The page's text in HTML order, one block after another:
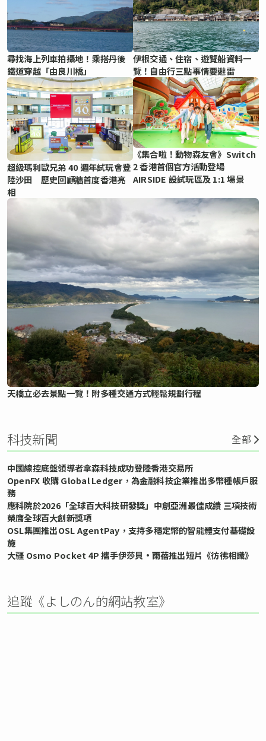
尋找海上列車拍攝地！乘搭丹後
鐵道穿越「由良川橋」
伊根交通、住宿、遊覽船資料一
覽！自由行三點事情要避雷
超級瑪利歐兄弟 40 週年試玩會登
陸沙田 歷史回顧牆首度香港亮
相
《集合啦！動物森友會》Switch
2 香港首個官方活動登場
AIRSIDE 設試玩區及 1:1 場景
天橋立必去景點一覽！附多種交通方式輕鬆規劃行程
科技新聞 全部
中國線控底盤領導者拿森科技成功登陸香港交易所
OpenFX 收購 Global Ledger，為金融科技企業推出多幣種帳戶服
務
應科院於2026「全球百大科技研發獎」中創亞洲最佳成績 三項技術
榮膺全球百大創新獎項
OSL集團推出OSL AgentPay，支持多穩定幣的智能體支付基礎設
施
大疆 Osmo Pocket 4P 攜手伊莎貝•雨蓓推出短片《彷彿相識》
追蹤《よしのん的網站教室》